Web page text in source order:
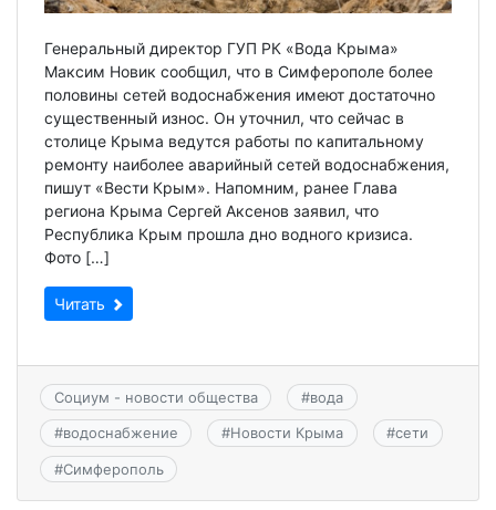
Генеральный директор ГУП РК «Вода Крыма»
Максим Новик сообщил, что в Симферополе более
половины сетей водоснабжения имеют достаточно
существенный износ. Он уточнил, что сейчас в
столице Крыма ведутся работы по капитальному
ремонту наиболее аварийный сетей водоснабжения,
пишут «Вести Крым». Напомним, ранее Глава
региона Крыма Сергей Аксенов заявил, что
Республика Крым прошла дно водного кризиса.
Фото […]
Читать
Социум - новости общества #вода
#водоснабжение #Новости Крыма #сети
#Симферополь